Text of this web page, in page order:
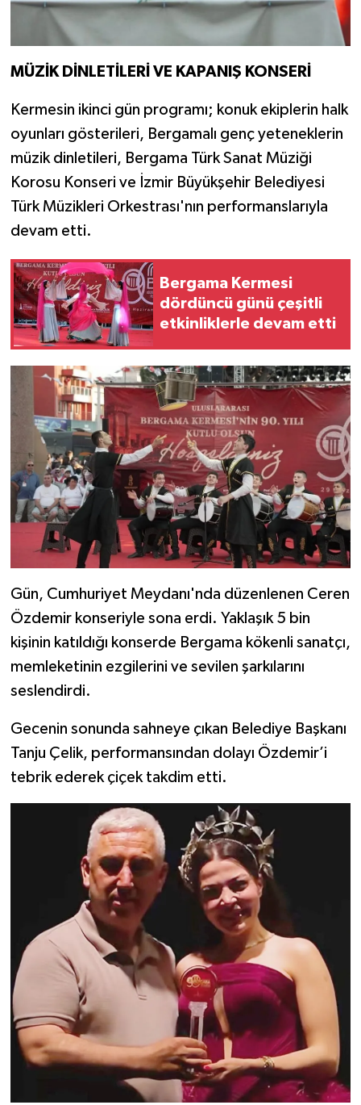
MÜZİK DİNLETİLERİ VE KAPANIŞ KONSERİ
Kermesin ikinci gün programı; konuk ekiplerin halk
oyunları gösterileri, Bergamalı genç yeteneklerin
müzik dinletileri, Bergama Türk Sanat Müziği
Korosu Konseri ve İzmir Büyükşehir Belediyesi
Türk Müzikleri Orkestrası'nın performanslarıyla
devam etti.
Bergama Kermesi
dördüncü günü çeşitli
etkinliklerle devam etti
Gün, Cumhuriyet Meydanı'nda düzenlenen Ceren
Özdemir konseriyle sona erdi. Yaklaşık 5 bin
kişinin katıldığı konserde Bergama kökenli sanatçı,
memleketinin ezgilerini ve sevilen şarkılarını
seslendirdi.
Gecenin sonunda sahneye çıkan Belediye Başkanı
Tanju Çelik, performansından dolayı Özdemir’i
tebrik ederek çiçek takdim etti.